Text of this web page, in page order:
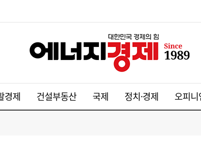
경제 건설부동산 국제 정치·경제 오피니